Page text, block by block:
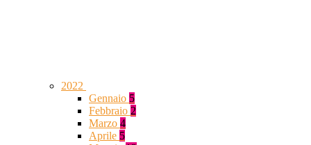
2022
Gennaio 5
Febbraio 2
Marzo 4
Aprile 5